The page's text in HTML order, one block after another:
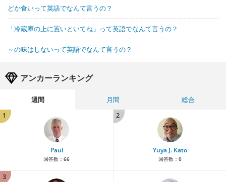
どか食いって英語でなんて言うの？
「冷蔵庫の上に置いといてね」って英語でなんて言うの？
～の味はしないって英語でなんて言うの？
アンカーランキング
週間 月間
総合
1
Paul
回答数： 66
2
Yuya J. Kato
回答数： 0
3